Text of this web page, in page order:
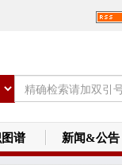
谱 新闻&公告